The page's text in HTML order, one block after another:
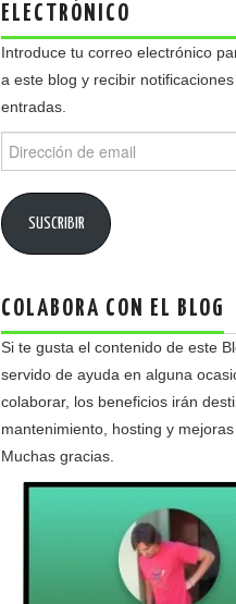
ELECTRÓNICO
Introduce tu correo electrónico
a este blog y recibir
entradas.
de
SUSCRIBIR
COLABORA CON EL BLOG
Si te gusta el contenido de este
servido de ayuda en alguna
colaborar, los beneficios irán
mantenimiento, hosting y
Muchas gracias.